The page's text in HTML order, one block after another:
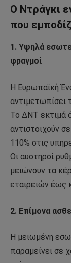
Ο Ντράγκι
που
1. Υψηλά
φραγμοί
Η Ευρωπαϊκή
αντιμετωπίσει
Το ΔΝΤ εκτιμά
αντιστοιχούν
110% στις
Οι αυστηροί
μειώνουν τα
εταιρειών έως
2. Επίμονα
Η μειωμένη
παραμείνει σε